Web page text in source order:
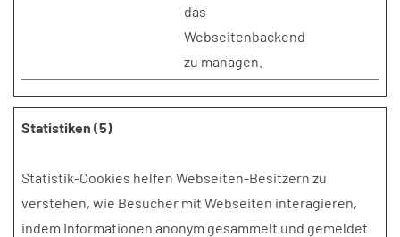
das
Webseitenbackend
zu managen.
Statistiken (5)
Statistik-Cookies helfen Webseiten-Besitzern zu
verstehen, wie Besucher mit Webseiten interagieren,
indem Informationen anonym gesammelt und gemeldet